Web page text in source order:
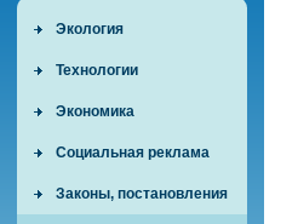
Экология
Технологии
Экономика
Социальная реклама
Законы, постановления